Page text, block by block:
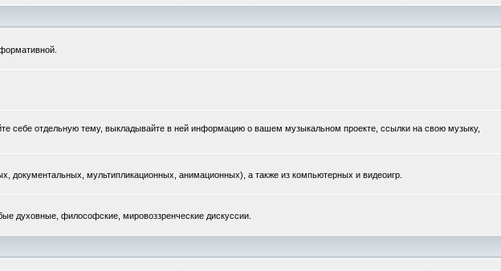
себе отдельную тему, выкладывайте в ней информацию о вашем музыкальном проекте, ссылки на свою музыку,
документальных, мультипликационных, анимационных), а также из компьютерных и видеоигр.
духовные, философские, мировоззренческие дискуссии.